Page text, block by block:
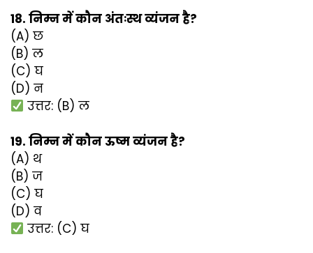
18. निम्न में कौन अंतःस्थ व्यंजन है?
(A) छ
(B) ल
(C) घ
(D) न
उत्तर: (B) ल
19. निम्न में कौन ऊष्म व्यंजन है?
(A) थ
(B) ज
(C) घ
(D) व
उत्तर: (C) घ